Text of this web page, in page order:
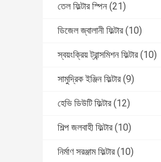
তেল ফিল্টার স্পিন (21)
ডিজেল জ্বালানী ফিল্টার (10)
স্বয়ংক্রিয় ট্রান্সমিশন ফিল্টার (10)
সামুদ্রিক ইঞ্জিন ফিল্টার (9)
হেভি ডিউটি ​​ফিল্টার (12)
শিল্প জলবাহী ফিল্টার (10)
নির্মাণ সরঞ্জাম ফিল্টার (10)